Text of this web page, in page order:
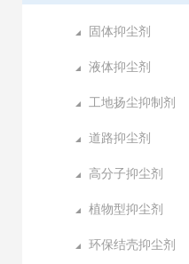
固体抑尘剂
液体抑尘剂
工地扬尘抑制剂
道路抑尘剂
高分子抑尘剂
植物型抑尘剂
环保结壳抑尘剂